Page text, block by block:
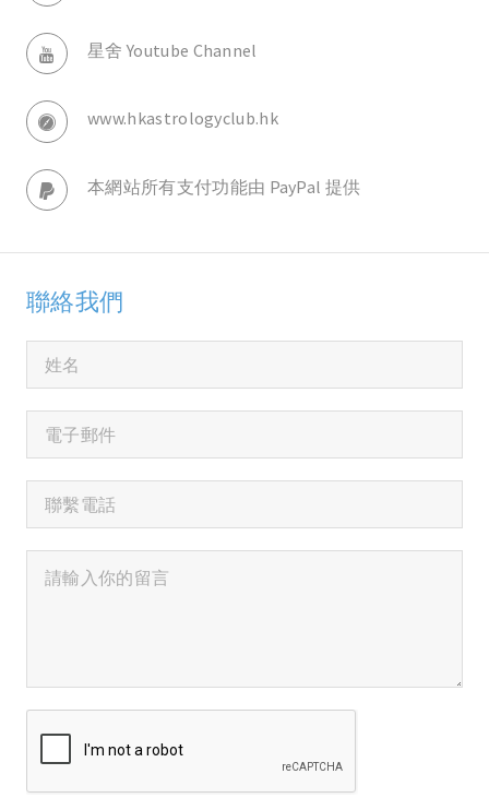
星舍 Youtube Channel
www.hkastrologyclub.hk
本網站所有支付功能由 PayPal 提供
聯絡我們